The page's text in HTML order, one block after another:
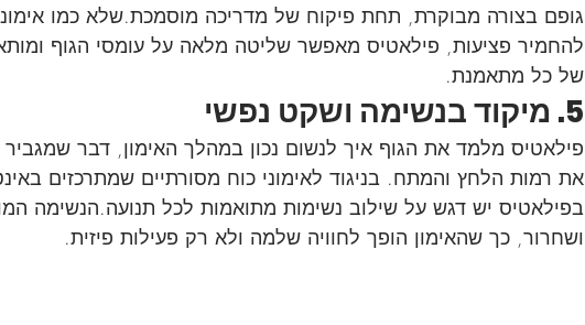
גופם בצורה מבוקרת, תחת פיקוח של מדריכה מוסמכת.שלא כמו
להחמיר פציעות, פילאטיס מאפשר שליטה מלאה על עומסי הגוף
של כל מתאמנת.
5. מיקוד בנשימה ושקט נפשי
פילאטיס מלמד את הגוף איך לנשום נכון במהלך האימון, דבר שמגביר
את רמות הלחץ והמתח. בניגוד לאימוני כוח מסורתיים שמתרכזים
בפילאטיס יש דגש על שילוב נשימות מתואמות לכל תנועה.הנשימה
ושחרור, כך שהאימון הופך לחוויה שלמה ולא רק פעילות פיזית.